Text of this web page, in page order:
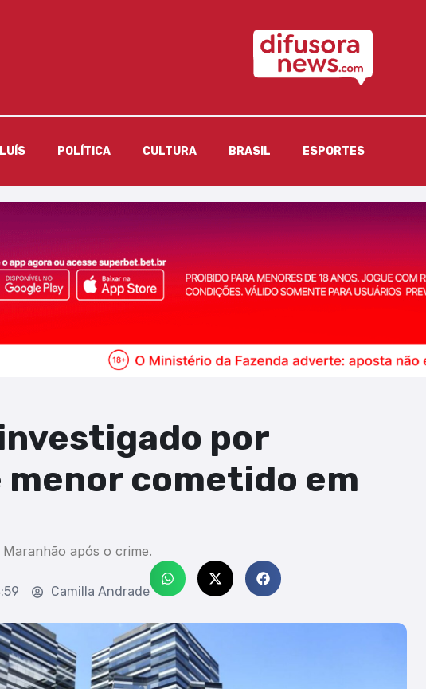
POLÍTICA CULTURA BRASIL ESPORTES
por
cometido em
após o crime.
Camilla Andrade